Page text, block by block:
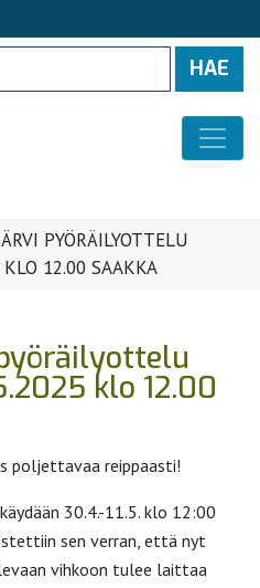
PYÖRÄILYOTTELU
12.00 SAAKKA
klo 12.00
poljettavaa reippaasti!
30.4.-11.5. klo 12:00
sen verran, että nyt
vihkoon tulee laittaa